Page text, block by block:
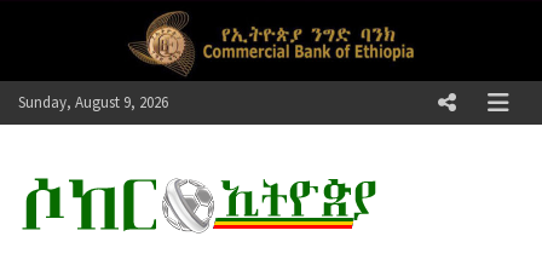
Sunday, August 9, 2026